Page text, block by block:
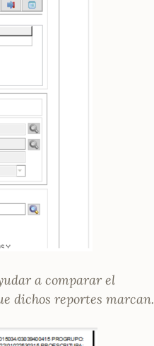
a comparar el
dichos reportes marcan.